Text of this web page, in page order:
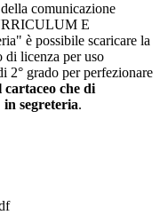
comunicazione
E
è possibile scaricare la
di licenza per uso
2° grado per perfezionare
che di
segreteria.